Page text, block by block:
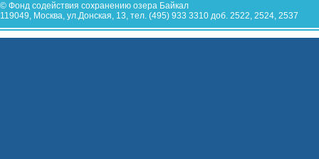
© Фонд содействия сохранению озера Байкал
119049, Москва, ул.Донская, 13, тел. (495) 933 3310 доб. 2522, 2524, 2537